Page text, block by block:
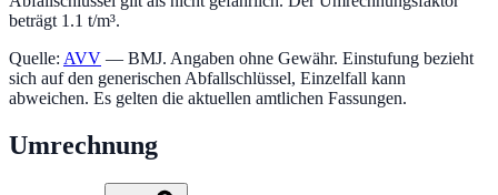
beträgt 1.1 t/m³.
Quelle: AVV — BMJ. Angaben ohne Gewähr. Einstufung bezieht
sich auf den generischen Abfallschlüssel, Einzelfall kann
abweichen. Es gelten die aktuellen amtlichen Fassungen.
Umrechnung